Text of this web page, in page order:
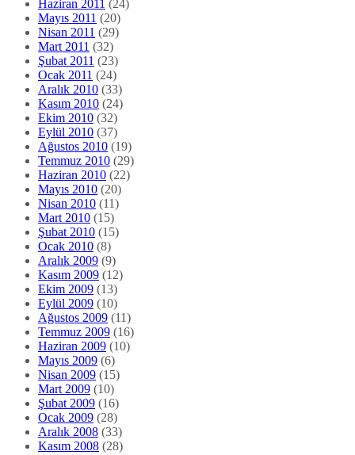
Haziran 2011 (24)
Mayıs 2011 (20)
Nisan 2011 (29)
Mart 2011 (32)
Şubat 2011 (23)
Ocak 2011 (24)
Aralık 2010 (33)
Kasım 2010 (24)
Ekim 2010 (32)
Eylül 2010 (37)
Ağustos 2010 (19)
Temmuz 2010 (29)
Haziran 2010 (22)
Mayıs 2010 (20)
Nisan 2010 (11)
Mart 2010 (15)
Şubat 2010 (15)
Ocak 2010 (8)
Aralık 2009 (9)
Kasım 2009 (12)
Ekim 2009 (13)
Eylül 2009 (10)
Ağustos 2009 (11)
Temmuz 2009 (16)
Haziran 2009 (10)
Mayıs 2009 (6)
Nisan 2009 (15)
Mart 2009 (10)
Şubat 2009 (16)
Ocak 2009 (28)
Aralık 2008 (33)
Kasım 2008 (28)